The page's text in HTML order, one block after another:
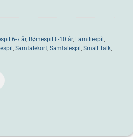
6-7 år, Børnespil 8-10 år, Familiespil ,
, Samtalekort, Samtalespil , Small Talk,